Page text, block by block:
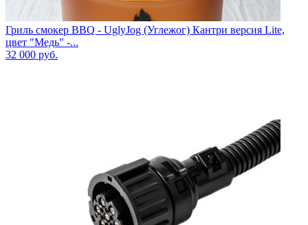
Гриль смокер BBQ - UglyJog (Углежог) Кантри версия Lite,
цвет "Медь" -...
32 000 руб.